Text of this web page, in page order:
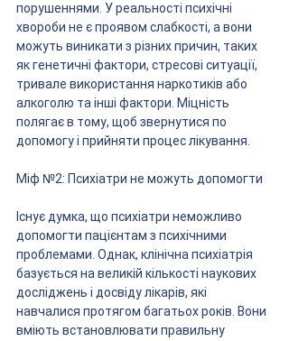
порушеннями. У реальності психічні
хвороби не є проявом слабкості, а вони
можуть виникати з різних причин, таких
як генетичні фактори, стресові ситуації,
тривале використання наркотиків або
алкоголю та інші фактори. Міцність
полягає в тому, щоб звернутися по
допомогу і прийняти процес лікування.
Міф №2: Психіатри не можуть допомогти
Існує думка, що психіатри неможливо
допомогти пацієнтам з психічними
проблемами. Однак, клінічна психіатрія
базується на великій кількості наукових
досліджень і досвіду лікарів, які
навчалися протягом багатьох років. Вони
вміють встановлювати правильну